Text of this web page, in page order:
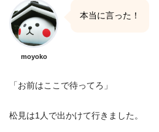
moyoko
本当に言った！
「お前はここで待ってろ」
松見は1人で出かけて行きました。